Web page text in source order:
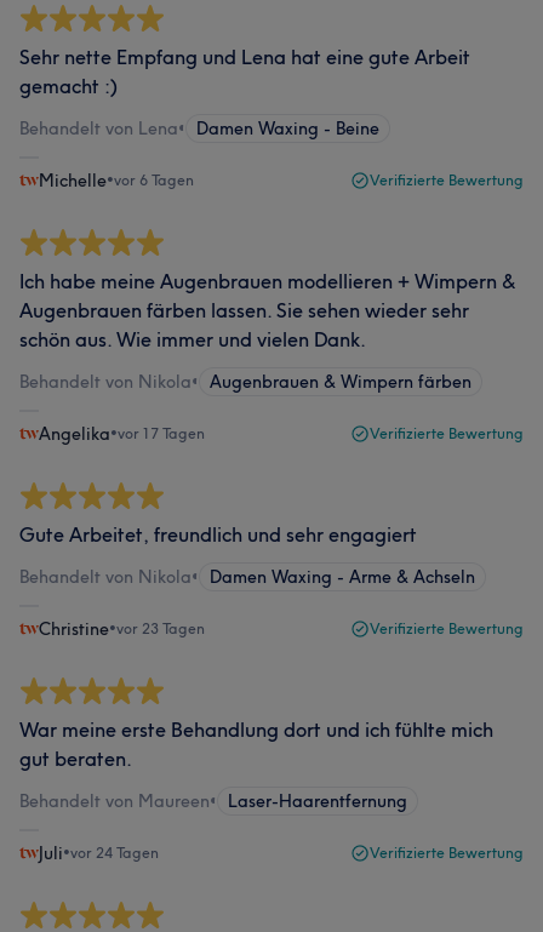
Sehr nette Empfang und Lena hat eine gute Arbeit
gemacht :)
Behandelt von Lena• Damen Waxing - Beine
Michelle•vor 6 Tagen Verifizierte Bewertung
Ich habe meine Augenbrauen modellieren + Wimpern &
Augenbrauen färben lassen. Sie sehen wieder sehr
schön aus. Wie immer und vielen Dank.
Behandelt von Nikola• Augenbrauen & Wimpern färben
Angelika•vor 17 Tagen Verifizierte Bewertung
Gute Arbeitet, freundlich und sehr engagiert
Behandelt von Nikola• Damen Waxing - Arme & Achseln
Christine•vor 23 Tagen Verifizierte Bewertung
War meine erste Behandlung dort und ich fühlte mich
gut beraten.
Behandelt von Maureen• Laser-Haarentfernung
Juli•vor 24 Tagen Verifizierte Bewertung